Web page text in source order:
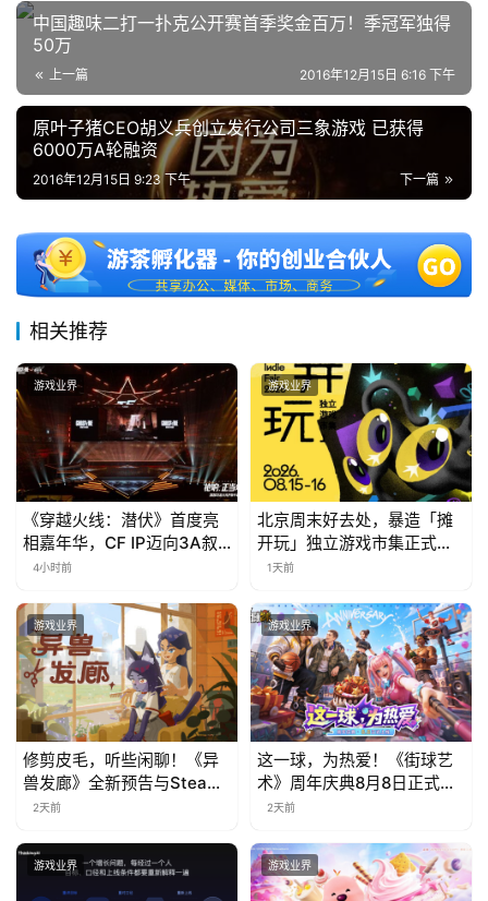
7
月
3
0
游
茶
对
接
上
海
站
中
文
(
中
国
)
中国趣味二打一扑克公开赛首季奖金百万！季冠军独得
50万
上一篇 2016年12月15日 6:16 下午
原叶子猪CEO胡义兵创立发行公司三象游戏 已获得
6000万A轮融资
下一篇
2016年12月15日 9:23 下午
相关推荐
游戏业界
《穿越火线：潜伏》首度亮
相嘉年华，CF IP迈向3A叙
事新高度
4小时前
游戏业界
北京周末好去处，暴造「摊
开玩」独立游戏市集正式开
票！
1天前
游戏业界
修剪皮毛，听些闲聊！《异
兽发廊》全新预告与Steam
免费试玩公开
2天前
游戏业界
这一球，为热爱！《街球艺
术》周年庆典8月8日正式上
线，多重福利与全新内容同
2天前
游戏业界 游戏业界